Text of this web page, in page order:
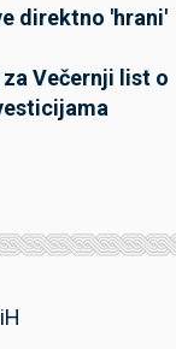
direktno 'hrani'
Večernji list o